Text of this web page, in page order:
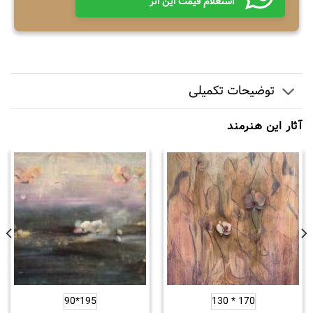
شرکت در چندین آرت فر و حراج بین المللی در
استانبول و واشنگتن دی سی.
توضیحات تکمیلی
آثار این هنرمند
170 * 130
195*90